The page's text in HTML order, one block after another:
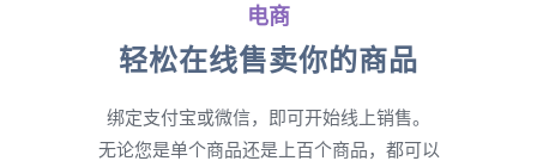
电商
轻松在线售卖你的商品
绑定支付宝或微信，即可开始线上销售。
无论您是单个商品还是上百个商品，都可以